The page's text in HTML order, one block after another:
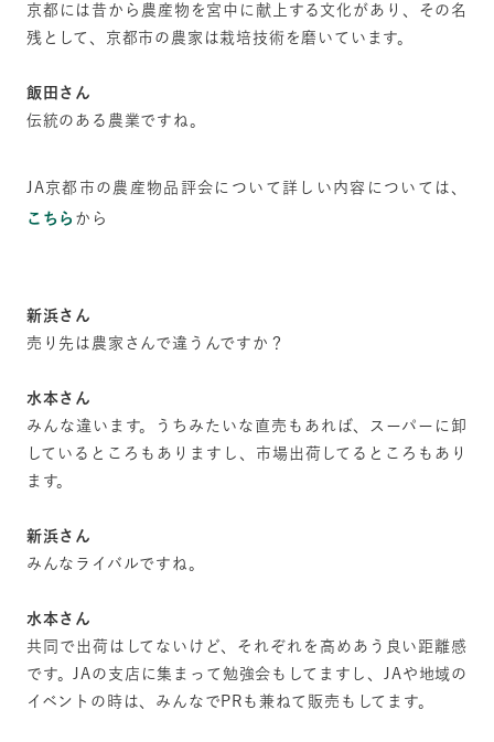
京都には昔から農産物を宮中に献上する文化があり、その名
残として、京都市の農家は栽培技術を磨いています。
飯田さん
伝統のある農業ですね。
JA京都市の農産物品評会について詳しい内容については、
こちら から
新浜さん
売り先は農家さんで違うんですか？
水本さん
みんな違います。うちみたいな直売もあれば、スーパーに卸
しているところもありますし、市場出荷してるところもあり
ます。
新浜さん
みんなライバルですね。
水本さん
共同で出荷はしてないけど、それぞれを高めあう良い距離感
です。JAの支店に集まって勉強会もしてますし、JAや地域の
イベントの時は、みんなでPRも兼ねて販売もしてます。